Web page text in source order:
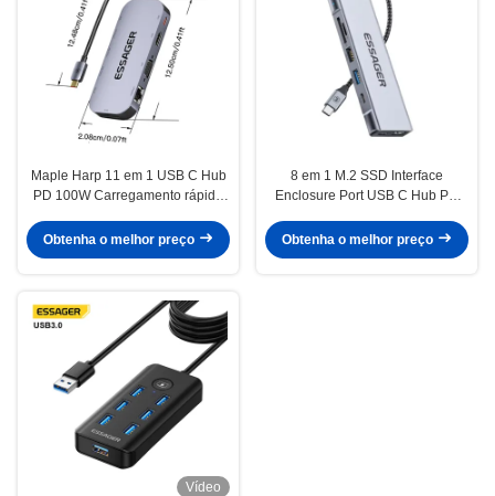
Maple Harp 11 em 1 USB C Hub
PD 100W Carregamento rápido
Obtenha o melhor preço
8 em 1 M.2 SSD Interface
Enclosure Port USB C Hub PD
expansão do laptop
Obtenha o melhor preço
Vídeo